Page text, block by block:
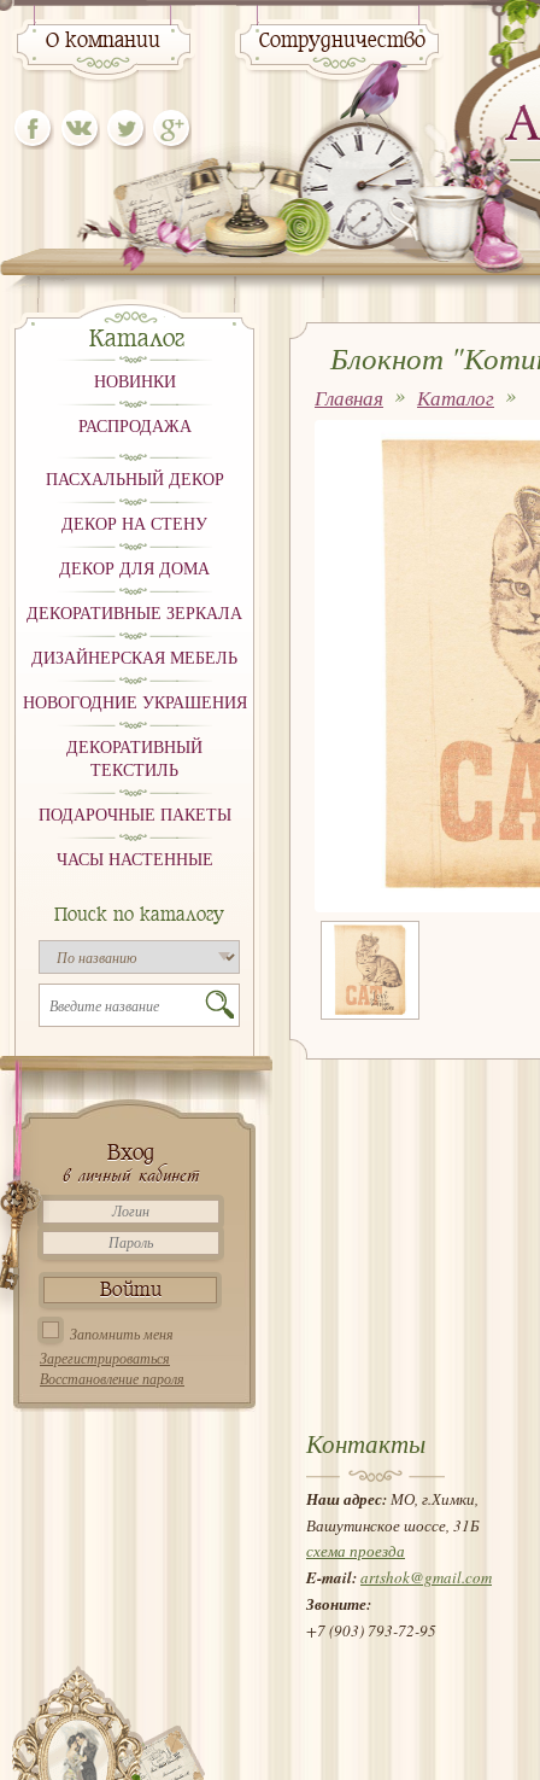
О компании Сотрудничество
Каталог
НОВИНКИ
РАСПРОДАЖА
ПАСХАЛЬНЫЙ ДЕКОР
ДЕКОР НА СТЕНУ
ДЕКОР ДЛЯ ДОМА
ДЕКОРАТИВНЫЕ ЗЕРКАЛА
ДИЗАЙНЕРСКАЯ МЕБЕЛЬ
НОВОГОДНИЕ УКРАШЕНИЯ
ДЕКОРАТИВНЫЙ
ТЕКСТИЛЬ
ПОДАРОЧНЫЕ ПАКЕТЫ
ЧАСЫ НАСТЕННЫЕ
Поиск по каталогу
Вход
в личный кабинет
Запомнить меня
Зарегистрироваться
Восстановление пароля
Блокнот
Главная Каталог
Контакты
Наш адрес:МО, г.Химки,
Вашутинское шоссе, 31Б
схема проезда
E-mail:artshok@gmail.com
Звоните:
+7 (903) 793-72-95